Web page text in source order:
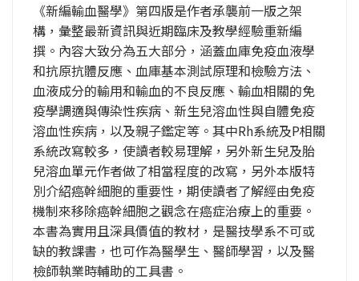
《新編輸血醫學》第四版是作者承襲前一版之架
構，彙整最新資訊與近期臨床及教學經驗重新編
撰。內容大致分為五大部分，涵蓋血庫免疫血液學
和抗原抗體反應、血庫基本測試原理和檢驗方法、
血液成分的輸用和輸血的不良反應、輸血相關的免
疫學調適與傳染性疾病、新生兒溶血性與自體免疫
溶血性疾病，以及親子鑑定等。其中Rh系統及P相關
系統改寫較多，使讀者較易理解，另外新生兒及胎
兒溶血單元作者做了相當程度的改寫，另外本版特
別介紹癌幹細胞的重要性，期使讀者了解經由免疫
機制來移除癌幹細胞之觀念在癌症治療上的重要。
本書為實用且深具價值的教材，是醫技學系不可或
缺的教課書，也可作為醫學生、醫師學習，以及醫
檢師執業時輔助的工具書。